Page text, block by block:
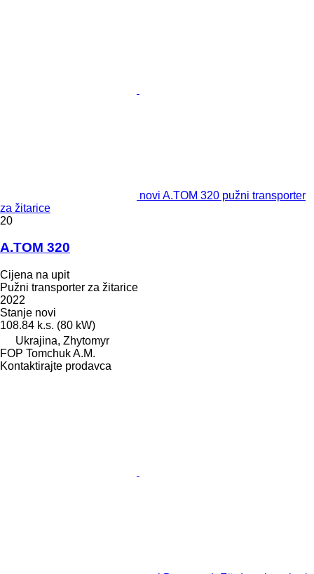
novi A.TOM 320 pužni transporter
za žitarice
20
A.TOM 320
Cijena na upit
Pužni transporter za žitarice
2022
Stanje novi
108.84 k.s. (80 kW)
Ukrajina, Zhytomyr
FOP Tomchuk A.M.
Kontaktirajte prodavca